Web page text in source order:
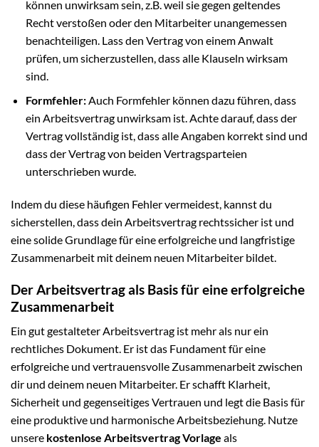
können unwirksam sein, z.B. weil sie gegen geltendes
Recht verstoßen oder den Mitarbeiter unangemessen
benachteiligen. Lass den Vertrag von einem Anwalt
prüfen, um sicherzustellen, dass alle Klauseln wirksam
sind.
Formfehler:Auch Formfehler können dazu führen, dass
ein Arbeitsvertrag unwirksam ist. Achte darauf, dass der
Vertrag vollständig ist, dass alle Angaben korrekt sind und
dass der Vertrag von beiden Vertragsparteien
unterschrieben wurde.
Indem du diese häufigen Fehler vermeidest, kannst du
sicherstellen, dass dein Arbeitsvertrag rechtssicher ist und
eine solide Grundlage für eine erfolgreiche und langfristige
Zusammenarbeit mit deinem neuen Mitarbeiter bildet.
Der Arbeitsvertrag als Basis für eine erfolgreiche
Zusammenarbeit
Ein gut gestalteter Arbeitsvertrag ist mehr als nur ein
rechtliches Dokument. Er ist das Fundament für eine
erfolgreiche und vertrauensvolle Zusammenarbeit zwischen
dir und deinem neuen Mitarbeiter. Er schafft Klarheit,
Sicherheit und gegenseitiges Vertrauen und legt die Basis für
eine produktive und harmonische Arbeitsbeziehung. Nutze
unsere kostenlose Arbeitsvertrag Vorlage als